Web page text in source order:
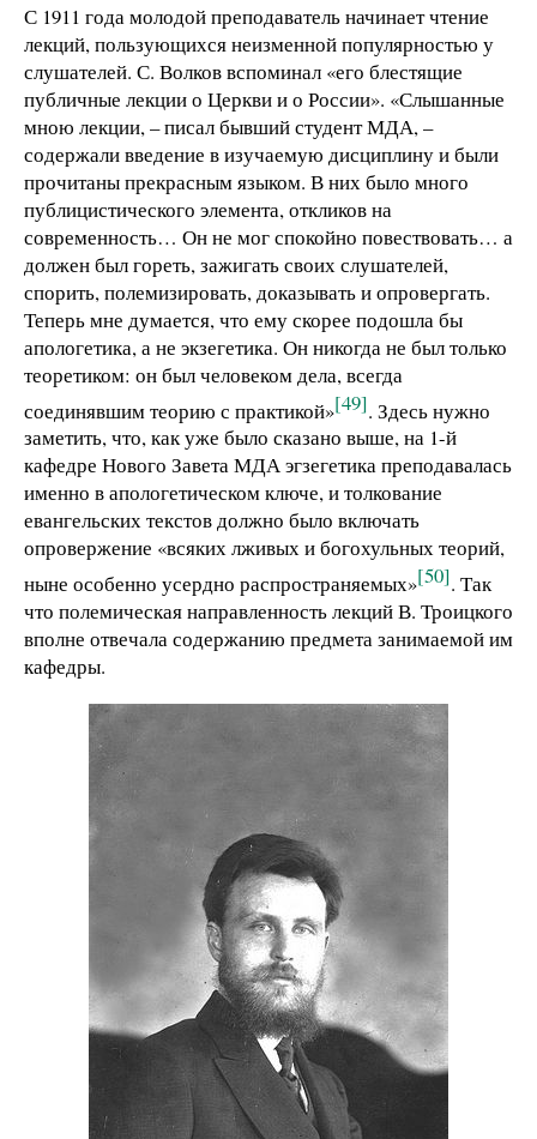
С 1911 года молодой преподаватель начинает чтение
лекций, пользующихся неизменной популярностью у
слушателей. С. Волков вспоминал «его блестящие
публичные лекции о Церкви и о России». «Слышанные
мною лекции, – писал бывший студент МДА, –
содержали введение в изучаемую дисциплину и были
прочитаны прекрасным языком. В них было много
публицистического элемента, откликов на
современность… Он не мог спокойно повествовать… а
должен был гореть, зажигать своих слушателей,
спорить, полемизировать, доказывать и опровергать.
Теперь мне думается, что ему скорее подошла бы
апологетика, а не экзегетика. Он никогда не был только
теоретиком: он был человеком дела, всегда
соединявшим теорию с практикой»[49]. Здесь нужно
заметить, что, как уже было сказано выше, на 1-й
кафедре Нового Завета МДА эгзегетика преподавалась
именно в апологетическом ключе, и толкование
евангельских текстов должно было включать
опровержение «всяких лживых и богохульных теорий,
ныне особенно усердно распространяемых»[50]. Так
что полемическая направленность лекций В. Троицкого
вполне отвечала содержанию предмета занимаемой им
кафедры.